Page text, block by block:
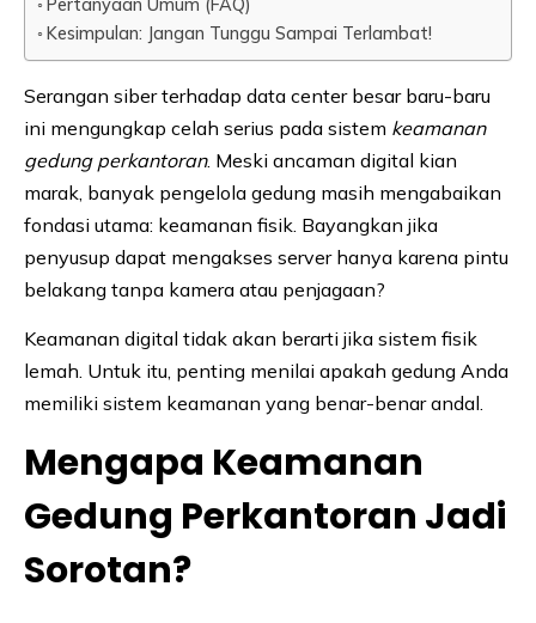
Pertanyaan Umum (FAQ)
Kesimpulan: Jangan Tunggu Sampai Terlambat!
Serangan siber terhadap data center besar baru-baru
ini mengungkap celah serius pada sistem keamanan
gedung perkantoran. Meski ancaman digital kian
marak, banyak pengelola gedung masih mengabaikan
fondasi utama: keamanan fisik. Bayangkan jika
penyusup dapat mengakses server hanya karena pintu
belakang tanpa kamera atau penjagaan?
Keamanan digital tidak akan berarti jika sistem fisik
lemah. Untuk itu, penting menilai apakah gedung Anda
memiliki sistem keamanan yang benar-benar andal.
Mengapa Keamanan
Gedung Perkantoran Jadi
Sorotan?